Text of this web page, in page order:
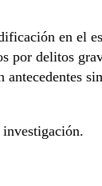
en el
por delitos
investigación.